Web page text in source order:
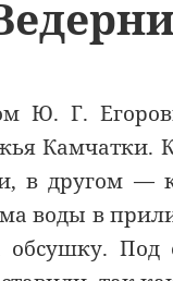
Ю. Г.
Камчатки.
в другом —
воды в
Под